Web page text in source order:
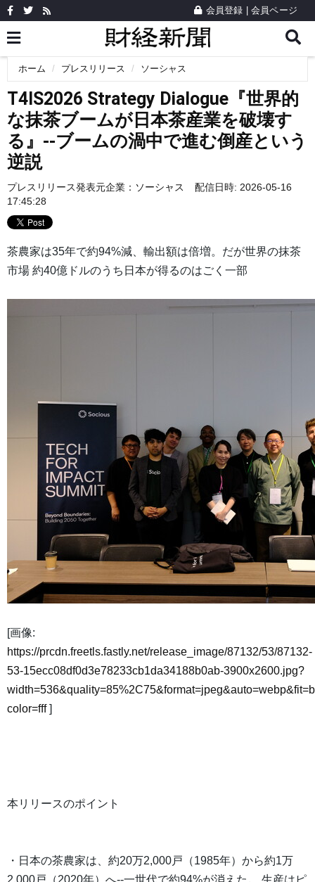
会員登録 会員ページ
ホーム プレスリリース ソーシャス
T4IS2026 Strategy Dialogue『世界的
な抹茶ブームが日本茶産業を破壊す
る』--ブームの渦中で進む倒産という
逆説
プレスリリース発表元企業： ソーシャス
配信日時: 2026-05-16
17:45:28
茶農家は35年で約94%減、輸出額は倍増。だが世界の抹茶
市場 約40億ドルのうち日本が得るのはごく一部
[画像:
https://prcdn.freetls.fastly.net/release_image/87132/53/87132-
53-15ecc08df0d3e78233cb1da34188b0ab-3900x2600.jpg?
color=fff]
本リリースのポイント
・日本の茶農家は、約20万2,000戸（1985年）から約1万